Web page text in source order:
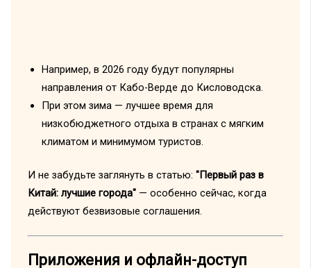
Например, в 2026 году будут популярны
направления от Кабо-Верде до Кисловодска.
При этом зима — лучшее время для
низкобюджетного отдыха в странах с мягким
климатом и минимумом туристов.
И не забудьте заглянуть в статью: "Первый раз в
Китай: лучшие города"— особенно сейчас, когда
действуют безвизовые соглашения.
Приложения и офлайн-доступ